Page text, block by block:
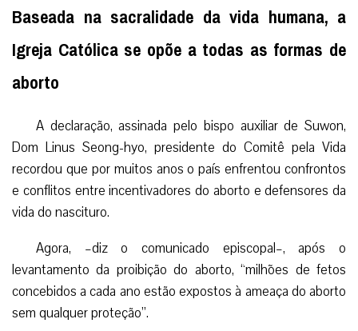
Baseada na sacralidade da vida humana, a
Igreja Católica se opõe a todas as formas de
aborto
A declaração, assinada pelo bispo auxiliar de Suwon,
Dom Linus Seong-hyo, presidente do Comitê pela Vida
recordou que por muitos anos o país enfrentou confrontos
e conflitos entre incentivadores do aborto e defensores da
vida do nascituro.
Agora, –diz o comunicado episcopal–, após o
levantamento da proibição do aborto, “milhões de fetos
concebidos a cada ano estão expostos à ameaça do aborto
sem qualquer proteção”.